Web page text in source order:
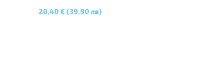
20,40 € (39.90 лв)